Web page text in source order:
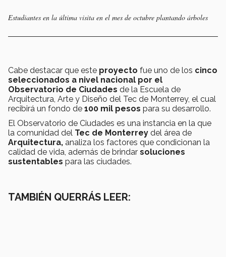
Estudiantes en la última visita en el mes de octubre plantando árboles
Cabe destacar que este proyecto fue uno de los cinco
seleccionados a nivel nacional por el
Observatorio de Ciudades de la Escuela de
Arquitectura, Arte y Diseño del Tec de Monterrey, el cual
recibirá un fondo de 100 mil pesos para su desarrollo.
El Observatorio de Ciudades es una instancia en la que
la comunidad del Tec de Monterrey del área de
Arquitectura, analiza los factores que condicionan la
calidad de vida, además de brindar soluciones
sustentables para las ciudades.
TAMBIÉN QUERRÁS LEER: